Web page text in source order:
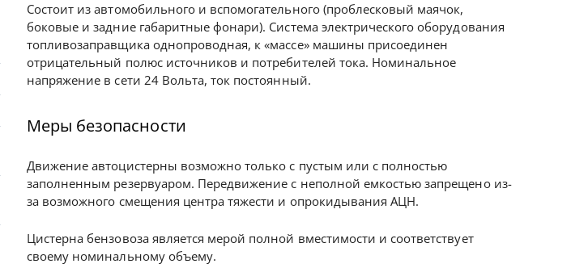
Состоит из автомобильного и вспомогательного (проблесковый маячок,
боковые и задние габаритные фонари). Система электрического оборудования
топливозаправщика однопроводная, к «массе» машины присоединен
отрицательный полюс источников и потребителей тока. Номинальное
напряжение в сети 24 Вольта, ток постоянный.
Меры безопасности
Движение автоцистерны возможно только с пустым или с полностью
заполненным резервуаром. Передвижение с неполной емкостью запрещено из-
за возможного смещения центра тяжести и опрокидывания АЦН.
Цистерна бензовоза является мерой полной вместимости и соответствует
своему номинальному объему.